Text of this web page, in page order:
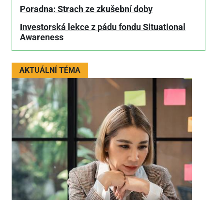
Poradna: Strach ze zkušební doby
Investorská lekce z pádu fondu Situational
Awareness
AKTUÁLNÍ TÉMA